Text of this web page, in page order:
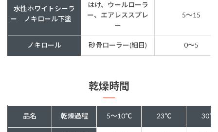
水性ホワイトシーラ
ー ノキロール下塗
はけ、ウールローラ
ー、エアレススプレ
ー
5～15
ノキロール 砂骨ローラー(細目) 0～5
乾燥時間
品名 乾燥過程 5～10℃ 23℃ 30℃